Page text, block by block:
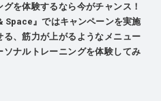
を体験するなら今がチャンス！
Space』ではキャンペーンを実施
、筋力が上がるようなメニュー
ナルトレーニングを体験してみ